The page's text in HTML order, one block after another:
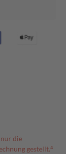
die
gestellt.⁴